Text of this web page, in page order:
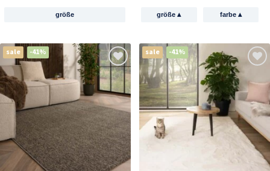
größe größe▴ farbe ▴
sale -41% sale -41%